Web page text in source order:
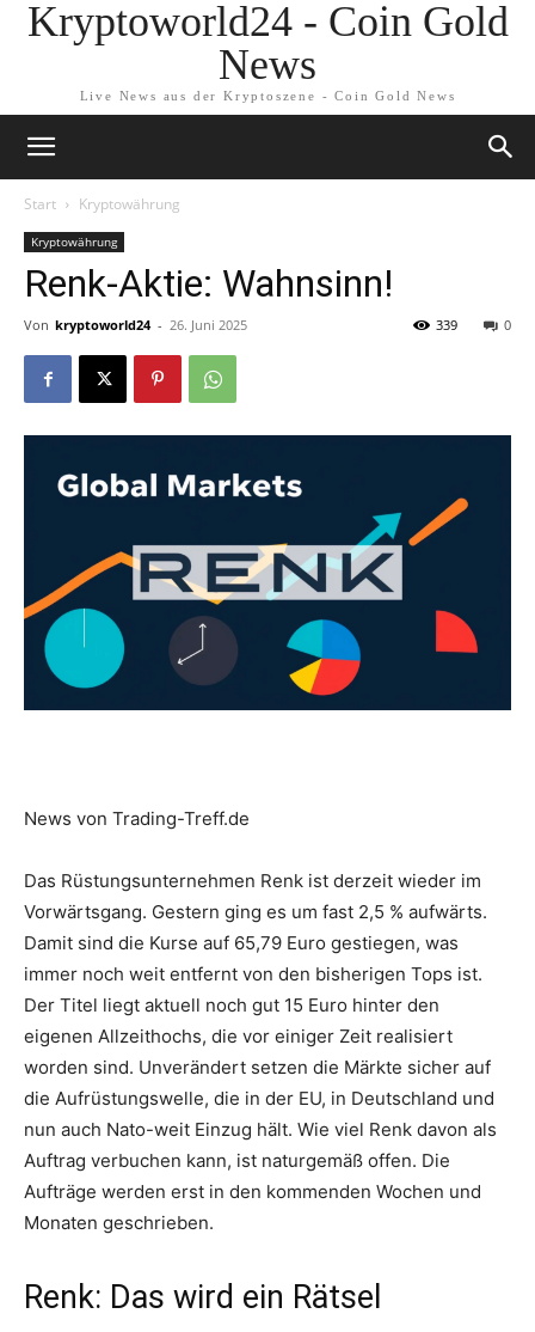
Kryptoworld24 - Coin Gold
News
Live News aus der Kryptoszene - Coin Gold News
Start Kryptowährung
Kryptowährung
Renk-Aktie: Wahnsinn!
Von kryptoworld24 - 26. Juni 2025 0
339
News von Trading-Treff.de
Das Rüstungsunternehmen Renk ist derzeit wieder im
Vorwärtsgang. Gestern ging es um fast 2,5 % aufwärts.
Damit sind die Kurse auf 65,79 Euro gestiegen, was
immer noch weit entfernt von den bisherigen Tops ist.
Der Titel liegt aktuell noch gut 15 Euro hinter den
eigenen Allzeithochs, die vor einiger Zeit realisiert
worden sind. Unverändert setzen die Märkte sicher auf
die Aufrüstungswelle, die in der EU, in Deutschland und
nun auch Nato-weit Einzug hält. Wie viel Renk davon als
Auftrag verbuchen kann, ist naturgemäß offen. Die
Aufträge werden erst in den kommenden Wochen und
Monaten geschrieben.
Renk: Das wird ein Rätsel